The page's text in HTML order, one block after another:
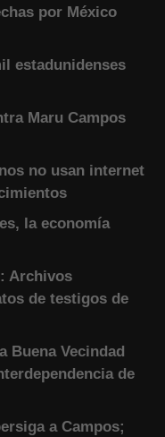
por México
estadunidenses
Maru Campos
no usan internet
la economía
Archivos
de testigos de
Buena Vecindad
de
a Campos;